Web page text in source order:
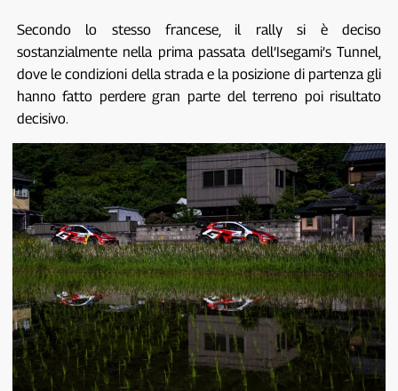
Secondo lo stesso francese, il rally si è deciso
sostanzialmente nella prima passata dell’Isegami’s Tunnel,
dove le condizioni della strada e la posizione di partenza gli
hanno fatto perdere gran parte del terreno poi risultato
decisivo.